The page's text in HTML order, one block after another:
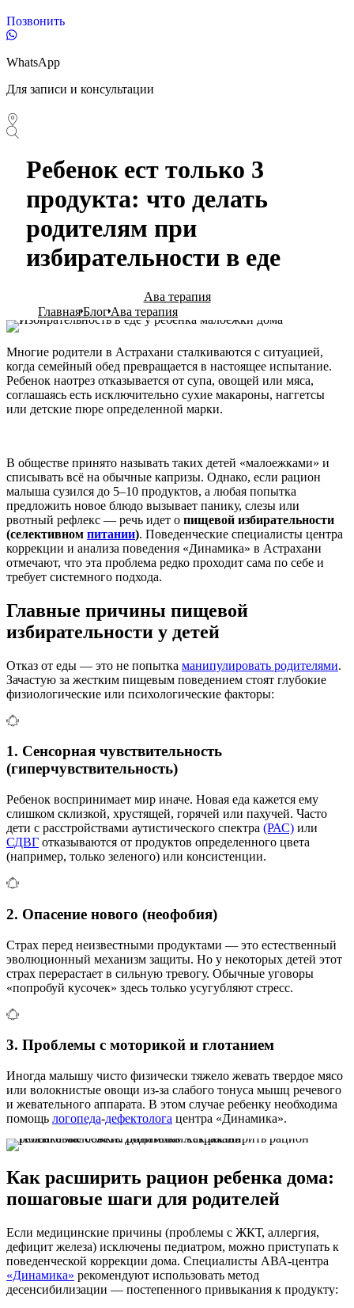
Позвонить
WhatsApp
Для записи и консультации
Ребенок ест только 3
продукта: что делать
родителям при
избирательности в еде
Ава терапия
ГлавнаяБлог Ава терапия
Многие родители в Астрахани сталкиваются с ситуацией,
когда семейный обед превращается в настоящее испытание.
Ребенок наотрез отказывается от супа, овощей или мяса,
соглашаясь есть исключительно сухие макароны, наггетсы
или детские пюре определенной марки.
В обществе принято называть таких детей «малоежками» и
списывать всё на обычные капризы. Однако, если рацион
малыша сузился до 5–10 продуктов, а любая попытка
предложить новое блюдо вызывает панику, слезы или
рвотный рефлекс — речь идет о пищевой избирательности
(селективном питании). Поведенческие специалисты центра
коррекции и анализа поведения «Динамика» в Астрахани
отмечают, что эта проблема редко проходит сама по себе и
требует системного подхода.
Главные причины пищевой
избирательности у детей
Отказ от еды — это не попытка манипулировать родителями.
Зачастую за жестким пищевым поведением стоят глубокие
физиологические или психологические факторы:
1. Сенсорная чувствительность
(гиперчувствительность)
Ребенок воспринимает мир иначе. Новая еда кажется ему
слишком склизкой, хрустящей, горячей или пахучей. Часто
дети с расстройствами аутистического спектра (РАС) или
СДВГ отказываются от продуктов определенного цвета
(например, только зеленого) или консистенции.
2. Опасение нового (неофобия)
Страх перед неизвестными продуктами — это естественный
эволюционный механизм защиты. Но у некоторых детей этот
страх перерастает в сильную тревогу. Обычные уговоры
«попробуй кусочек» здесь только усугубляют стресс.
3. Проблемы с моторикой и глотанием
Иногда малышу чисто физически тяжело жевать твердое мясо
или волокнистые овощи из-за слабого тонуса мышц речевого
и жевательного аппарата. В этом случае ребенку необходима
помощь логопеда-дефектолога центра «Динамика».
Как расширить рацион ребенка дома:
пошаговые шаги для родителей
Если медицинские причины (проблемы с ЖКТ, аллергия,
дефицит железа) исключены педиатром, можно приступать к
поведенческой коррекции дома. Специалисты АВА-центра
«Динамика» рекомендуют использовать метод
десенсибилизации — постепенного привыкания к продукту: